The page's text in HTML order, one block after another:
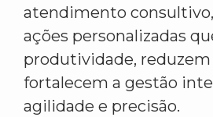
atendimento
ações personalizadas
produtividade, reduzem
fortalecem a gestão
agilidade e precisão.